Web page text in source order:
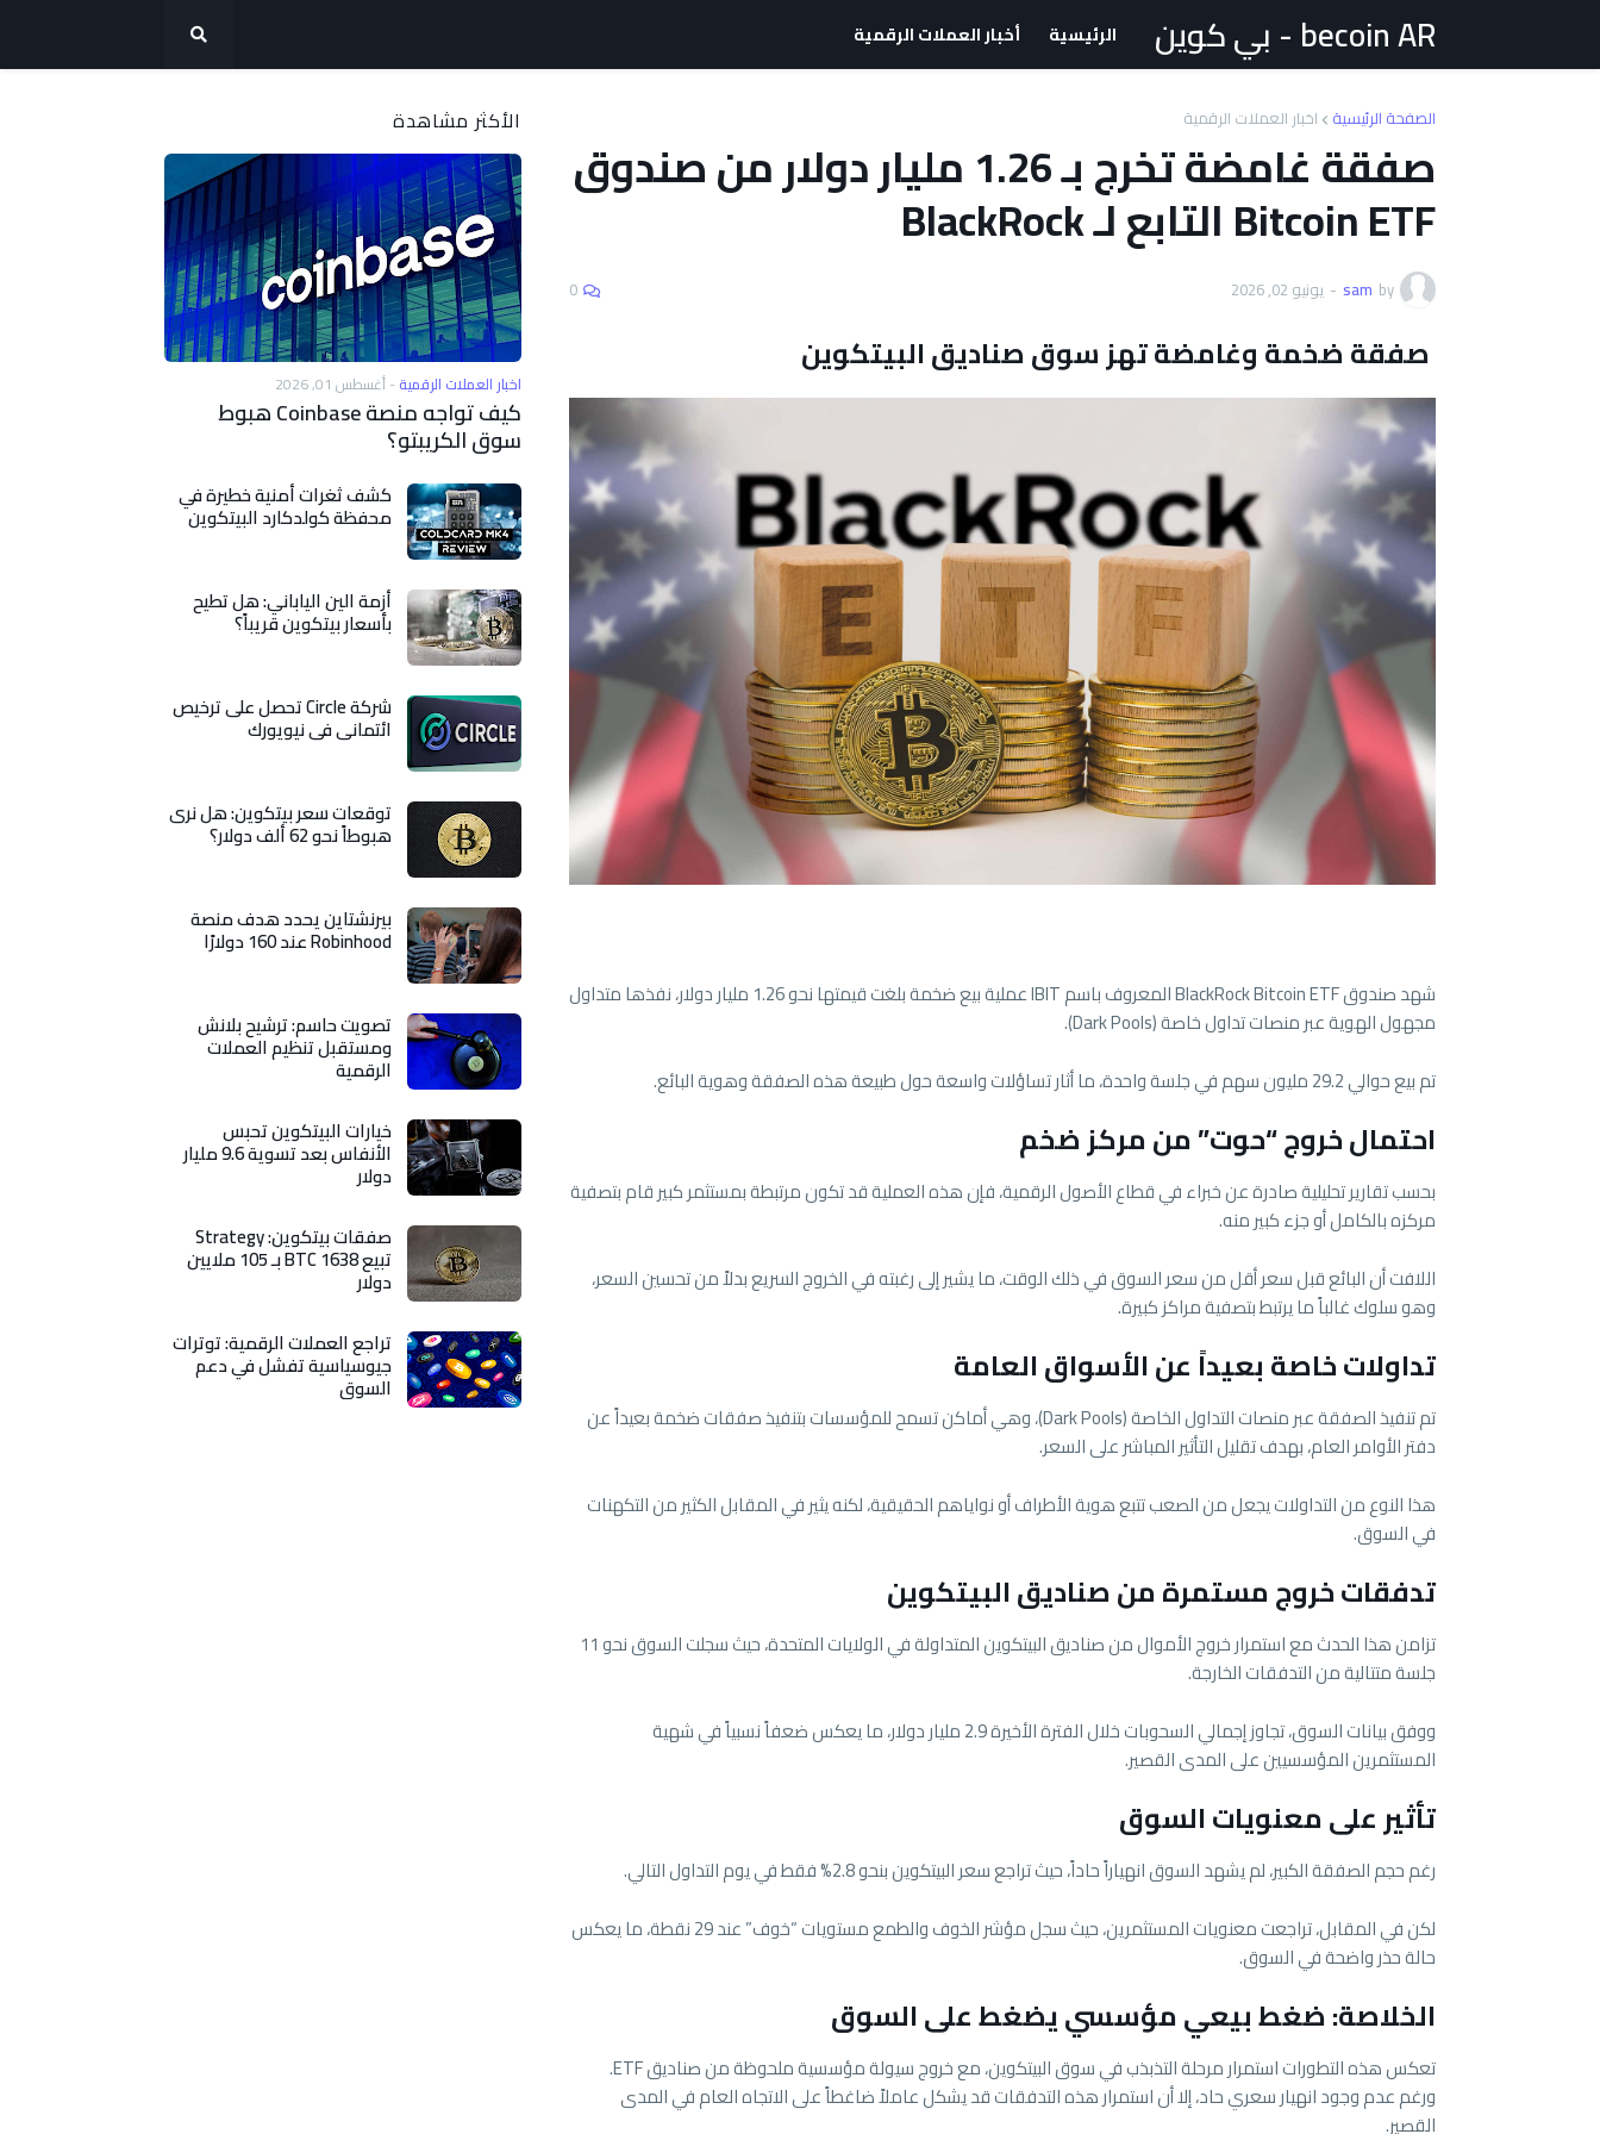
becoin AR - بي كوين الرئيسية أخبار العملات الرقمية
الصفحة الرئيسية اخبار العملات الرقمية
صفقة غامضة تخرج بـ 1.26 مليار دولار من صندوق
Bitcoin ETF التابع لـ BlackRock
by
sam
- يونيو 02, 2026 0
صفقة ضخمة وغامضة تهز سوق صناديق البيتكوين
شهد صندوق BlackRock
Bitcoin ETF المعروف باسم IBIT عملية بيع ضخمة بلغت قيمتها نحو 1.26 مليار دولار، نفذها متداول
مجهول الهوية عبر منصات تداول خاصة (Dark Pools).
تم بيع حوالي 29.2 مليون سهم في جلسة واحدة، ما أثار تساؤلات واسعة حول طبيعة هذه الصفقة وهوية البائع.
احتمال خروج “حوت” من مركز ضخم
بحسب تقارير تحليلية صادرة عن خبراء في قطاع الأصول الرقمية، فإن هذه العملية قد تكون مرتبطة بمستثمر كبير قام بتصفية
مركزه بالكامل أو جزء كبير منه.
اللافت أن البائع قبل سعر أقل من سعر السوق في ذلك الوقت، ما يشير إلى رغبته في الخروج السريع بدلاً من تحسين السعر،
وهو سلوك غالباً ما يرتبط بتصفية مراكز كبيرة.
تداولات خاصة بعيداً عن الأسواق العامة
تم تنفيذ الصفقة عبر منصات التداول الخاصة (Dark Pools)، وهي أماكن تسمح للمؤسسات بتنفيذ صفقات ضخمة بعيداً عن
دفتر الأوامر العام، بهدف تقليل التأثير المباشر على السعر.
هذا النوع من التداولات يجعل من الصعب تتبع هوية الأطراف أو نواياهم الحقيقية، لكنه يثير في المقابل الكثير من التكهنات
في السوق.
تدفقات خروج مستمرة من صناديق البيتكوين
تزامن هذا الحدث مع استمرار خروج الأموال من صناديق البيتكوين المتداولة في الولايات المتحدة، حيث سجلت السوق نحو 11
جلسة متتالية من التدفقات الخارجة.
ووفق بيانات السوق، تجاوز إجمالي السحوبات خلال الفترة الأخيرة 2.9 مليار دولار، ما يعكس ضعفاً نسبياً في شهية
المستثمرين المؤسسيين على المدى القصير.
تأثير على معنويات السوق
رغم حجم الصفقة الكبير، لم يشهد السوق انهياراً حاداً، حيث تراجع سعر البيتكوين بنحو 2.8% فقط في يوم التداول التالي.
لكن في المقابل، تراجعت معنويات المستثمرين، حيث سجل مؤشر الخوف والطمع مستويات “خوف” عند 29 نقطة، ما يعكس
حالة حذر واضحة في السوق.
الخلاصة: ضغط بيعي مؤسسي يضغط على السوق
تعكس هذه التطورات استمرار مرحلة التذبذب في سوق البيتكوين، مع خروج سيولة مؤسسية ملحوظة من صناديق ETF.
ورغم عدم وجود انهيار سعري حاد، إلا أن استمرار هذه التدفقات قد يشكل عاملاً ضاغطاً على الاتجاه العام في المدى
القصير.
الأكثر مشاهدة
اخبار العملات الرقمية-أغسطس 01, 2026
كيف تواجه منصة Coinbase هبوط
سوق الكريبتو؟
كشف ثغرات أمنية خطيرة في
محفظة كولدكارد البيتكوين
أزمة الين الياباني: هل تطيح
بأسعار بيتكوين قريباً؟
شركة Circle تحصل على ترخيص
ائتماني في نيويورك
توقعات سعر بيتكوين: هل نرى
هبوطاً نحو 62 ألف دولار؟
بيرنشتاين يحدد هدف منصة
Robinhood عند 160 دولارًا
تصويت حاسم: ترشيح بلانش
ومستقبل تنظيم العملات
الرقمية
خيارات البيتكوين تحبس
الأنفاس بعد تسوية 9.6 مليار
دولار
صفقات بيتكوين: Strategy
تبيع 1638 BTC بـ 105 ملايين
دولار
تراجع العملات الرقمية: توترات
جيوسياسية تفشل في دعم
السوق